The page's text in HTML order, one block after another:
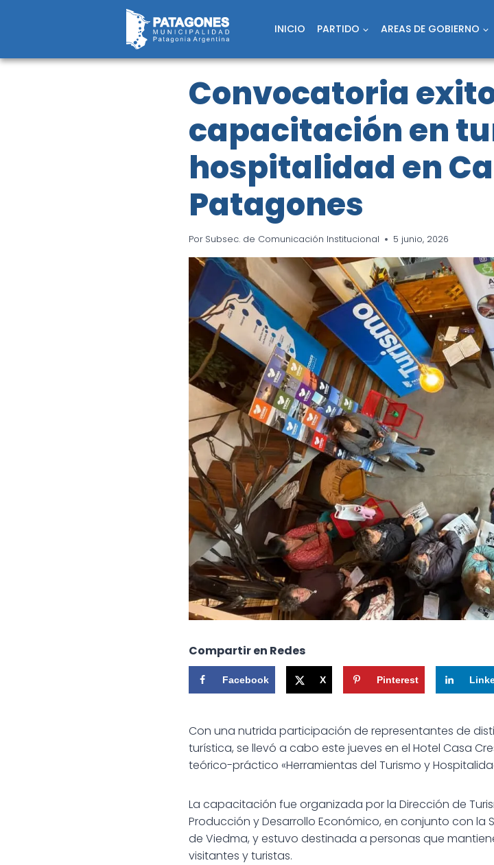
INICIO PARTIDO AREAS DE GOBIERNO
Convocatoria
capacitación en
hospitalidad en
Patagones
Por Subsec. de Comunicación Institucional 5 junio, 2026
Compartir en Redes
Facebook X Pinterest
Con una nutrida participación de representantes de
turística, se llevó a cabo este jueves en el Hotel Casa
teórico-práctico «Herramientas del Turismo y
La capacitación fue organizada por la Dirección de
Producción y Desarrollo Económico, en conjunto con la
de Viedma, y estuvo destinada a personas que
visitantes y turistas.